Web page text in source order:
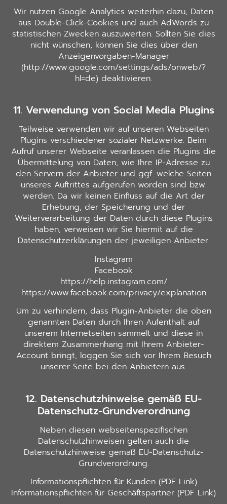
Wir nutzen Google Analytics weiterhin dazu, Daten
aus Double-Click-Cookies und auch AdWords zu
statistischen Zwecken auszuwerten. Sollten Sie dies
nicht wünschen, können Sie dies über den
Anzeigenvorgaben-Manager
(http://www.google.com/settings/ads/onweb/?
hl=de) deaktivieren.
11. Verwendung von Social Media Plugins
Teilweise verwenden wir auf unseren Webseiten
Plugins verschiedener sozialer Netzwerke. Beim
Aufruf unserer Webseite veranlassen die Plugins die
Übermittelung von Daten, wie Ihre IP-Adresse zu
den Servern der Anbieter und ggf. welche Seiten
unseres Auftrittes aufgerufen worden sind bzw.
werden. Da wir keinen Einfluss auf die Art der
Erhebung, der Speicherung und der
Weiterverarbeitung der Daten durch diese Plugins
haben, verweisen wir Sie hiermit auf die
Datenschutzerklärungen der jeweiligen Anbieter.
Instagram
Facebook
https://help.instagram.com/
https://www.facebook.com/privacy/explanation
Um zu verhindern, dass Plugin-Anbieter die oben
genannten Daten durch Ihren Aufenthalt auf
unserem Internetseiten sammelt und diese in
direktem Zusammenhang mit Ihrem Anbieter-
Account bringt, loggen Sie sich vor Ihrem Besuch
unserer Seite bei den Anbietern aus.
12. Datenschutzhinweise gemäß EU-
Datenschutz-Grundverordnung
Neben diesen webseitenspezifischen
Datenschutzhinweisen gelten auch die
Datenschutzhinweise gemäß EU-Datenschutz-
Grundverordnung.
Informationspflichten für Kunden (PDF Link)
Informationspflichten für Geschäftspartner (PDF Link)